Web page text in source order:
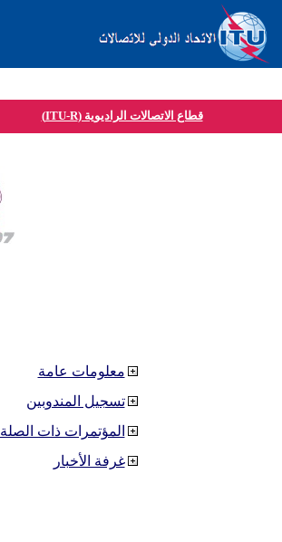
قطاع الاتصالات الراديوية (ITU-R)
معلومات عامة
تسجيل المندوبين
المؤتمرات ذات الصلة
غرفة الأخبار